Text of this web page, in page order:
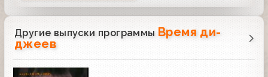
Другие выпуски программы Время ди-
джеев